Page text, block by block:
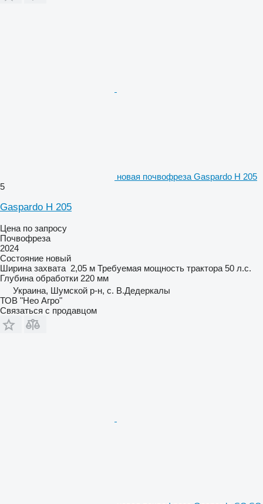
новая почвофреза Gaspardo H 205
5
Gaspardo H 205
Цена по запросу
Почвофреза
2024
Состояние новый
Ширина захвата 2,05 м Требуемая мощность трактора 50 л.с.
Глубина обработки 220 мм
Украина, Шумской р-н, с. В.Дедеркалы
ТОВ "Нео Агро"
Связаться с продавцом